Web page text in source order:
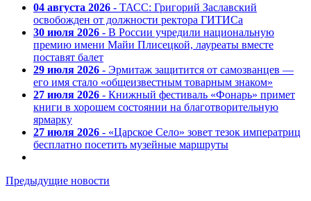
04 августа 2026 - ТАСС: Григорий Заславский
освобожден от должности ректора ГИТИСа
30 июля 2026 - В России учредили национальную
премию имени Майи Плисецкой, лауреаты вместе
поставят балет
29 июля 2026 - Эрмитаж защитится от самозванцев —
его имя стало «общеизвестным товарным знаком»
27 июля 2026 - Книжный фестиваль «Фонарь» примет
книги в хорошем состоянии на благотворительную
ярмарку
27 июля 2026 - «Царское Село» зовет тезок императриц
бесплатно посетить музейные маршруты
Предыдущие новости